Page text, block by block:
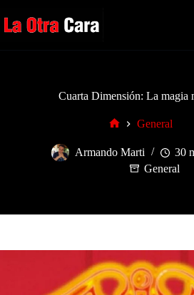
al
contenido
Cuarta Dimensión: La magia
General
Armando Marti
30
General